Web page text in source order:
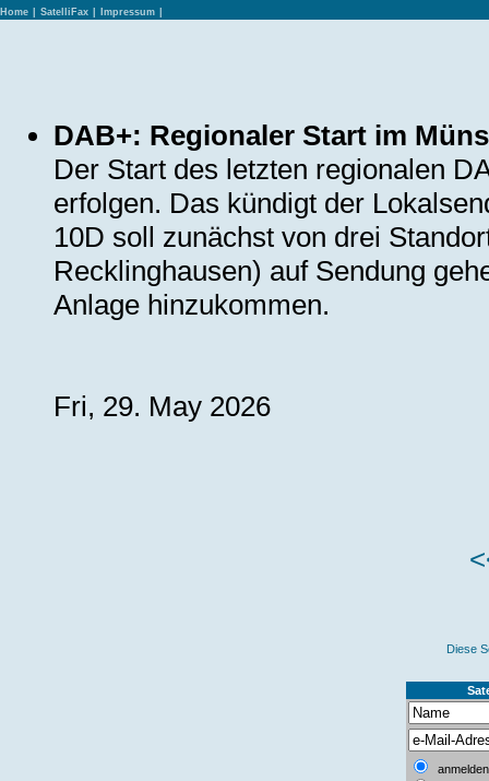
Home SatelliFax Impressum
DAB+: Regionaler Start im
Der Start des letzten regionalen
erfolgen. Das kündigt der
10D soll zunächst von drei
Recklinghausen) auf Sendung
Anlage hinzukommen.
Fri, 29. May 2026
Diese S
anmelden